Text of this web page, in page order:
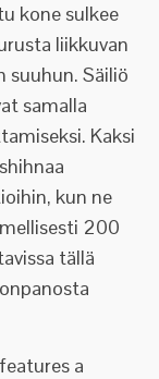
kone sulkee
liikkuvan
suuhun. Säiliö
samalla
Kaksi
kun ne
200
tällä
a